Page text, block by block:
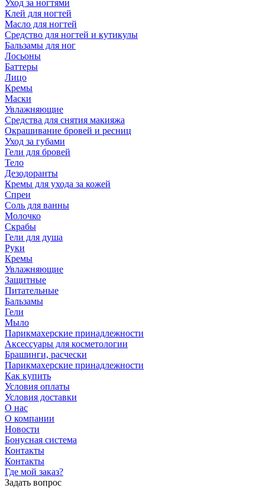
Уход за ногтями
Клей для ногтей
Масло для ногтей
Средство для ногтей и кутикулы
Бальзамы для ног
Лосьоны
Баттеры
Лицо
Кремы
Маски
Увлажняющие
Средства для снятия макияжа
Окрашивание бровей и ресниц
Уход за губами
Гели для бровей
Тело
Дезодоранты
Кремы для ухода за кожей
Спреи
Соль для ванны
Молочко
Скрабы
Гели для душа
Руки
Кремы
Увлажняющие
Защитные
Питательные
Бальзамы
Гели
Мыло
Парикмахерские принадлежности
Аксессуары для косметологии
Брашинги, расчески
Парикмахерские принадлежности
Как купить
Условия оплаты
Условия доставки
О нас
О компании
Новости
Бонусная система
Контакты
Контакты
Где мой заказ?
Задать вопрос